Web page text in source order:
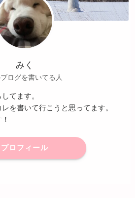
みく
ログを書いてる人
てます。
を書いて行こうと思ってます。
プロフィール